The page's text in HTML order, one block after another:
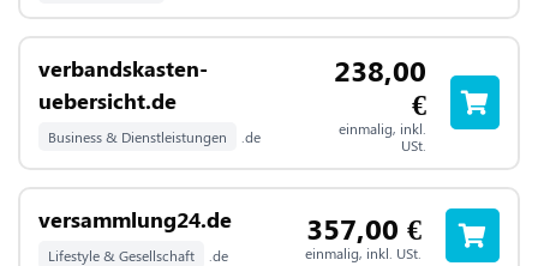
verbandskasten-
uebersicht.de
Business & Dienstleistungen .de
238,00
€
einmalig, inkl.
USt.
versammlung24.de
Lifestyle & Gesellschaft .de
357,00 €
einmalig, inkl. USt.